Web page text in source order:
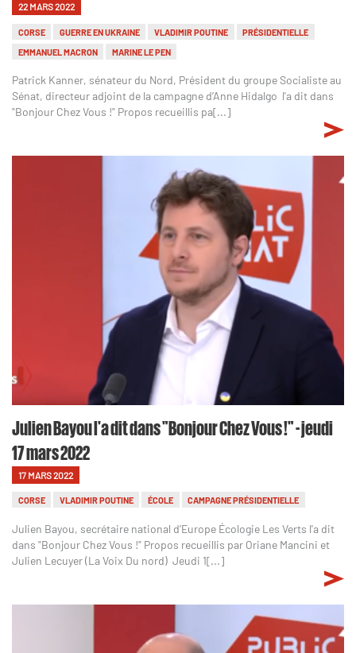
22 MARS 2022
CORSE GUERRE EN UKRAINE VLADIMIR POUTINE
PRÉSIDENTIELLE
EMMANUEL MACRON
MARINE LE PEN
Patrick Kanner, sénateur du Nord, Président du groupe Socialiste au
Sénat, directeur adjoint de la campagne d’Anne Hidalgo l'a dit dans
"Bonjour Chez Vous !" Propos recueillis pa[...]
Julien Bayou l'a dit dans "Bonjour Chez Vous !" - jeudi
17 mars 2022
17 MARS 2022
CORSE VLADIMIR POUTINE ÉCOLE CAMPAGNE PRÉSIDENTIELLE
Julien Bayou, secrétaire national d'Europe Écologie Les Verts l'a dit
dans "Bonjour Chez Vous !" Propos recueillis par Oriane Mancini et
Julien Lecuyer (La Voix Du nord) Jeudi 1[...]